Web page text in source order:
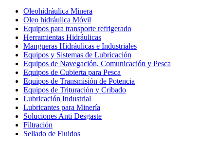
Oleohidráulica Minera
Oleo hidráulica Móvil
Equipos para transporte refrigerado
Herramientas Hidráulicas
Mangueras Hidráulicas e Industriales
Equipos y Sistemas de Lubricación
Equipos de Navegación, Comunicación y Pesca
Equipos de Cubierta para Pesca
Equipos de Transmisión de Potencia
Equipos de Trituración y Cribado
Lubricación Industrial
Lubricantes para Minería
Soluciones Anti Desgaste
Filtración
Sellado de Fluidos